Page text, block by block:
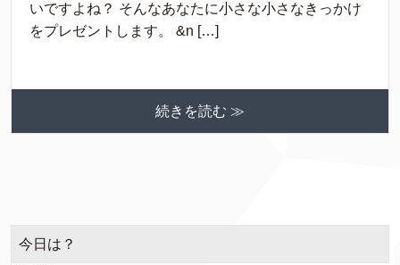
いですよね？ そんなあなたに小さな小さなきっかけ
をプレゼントします。 &n […]
続きを読む ≫
今日は？